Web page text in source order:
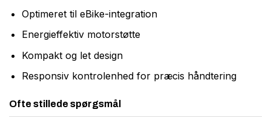
Optimeret til eBike-integration
Energieffektiv motorstøtte
Kompakt og let design
Responsiv kontrolenhed for præcis håndtering
Ofte stillede spørgsmål